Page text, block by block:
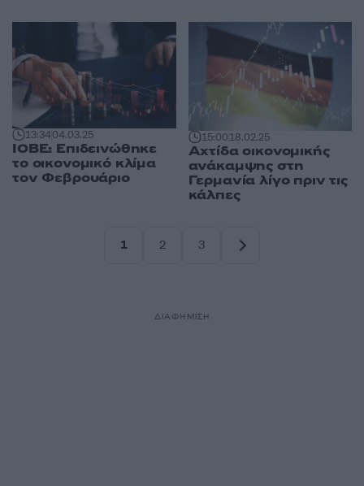
13:3404.03.25
ΙΟΒΕ: Επιδεινώθηκε
το οικονομικό κλίμα
τον Φεβρουάριο
15:0018.02.25
Αχτίδα οικονομικής
ανάκαμψης στη
Γερμανία λίγο πριν τις
κάλπες
1
2
3
ΔΙΑΦΗΜΙΣΗ